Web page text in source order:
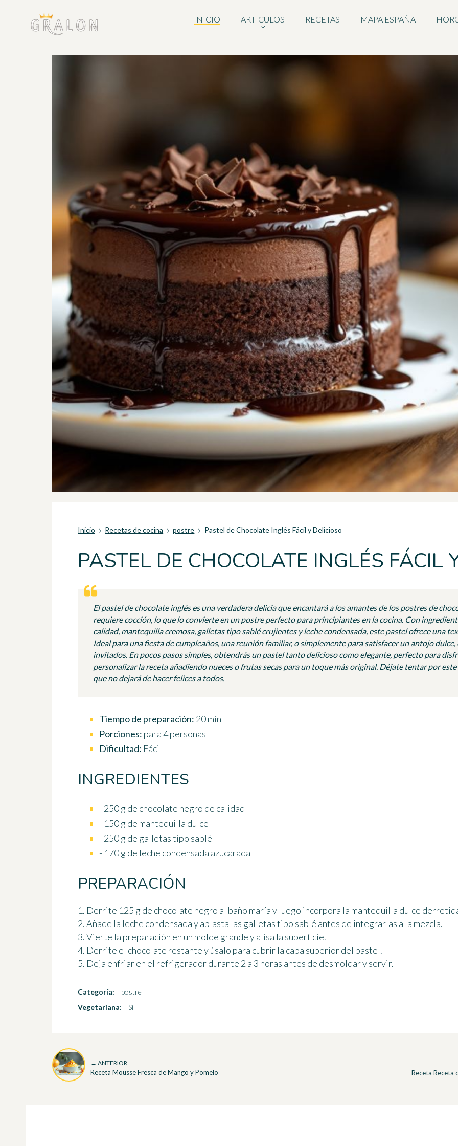
INICIO ARTICULOS RECETAS MAPA ESPAÑA
Inicio Recetas de cocina postre Pastel de Chocolate Inglés Fácil y Delicioso
PASTEL DE CHOCOLATE INGLÉS FÁCIL
El pastel de chocolate inglés es una verdadera delicia que encantará a los amantes de los postres de
requiere cocción, lo que lo convierte en un postre perfecto para principiantes en la cocina. Con
calidad, mantequilla cremosa, galletas tipo sablé crujientes y leche condensada, este pastel ofrece una
Ideal para una fiesta de cumpleaños, una reunión familiar, o simplemente para satisfacer un antojo
invitados. En pocos pasos simples, obtendrás un pastel tanto delicioso como elegante, perfecto para
personalizar la receta añadiendo nueces o frutas secas para un toque más original. Déjate tentar por
que no dejará de hacer felices a todos.
Tiempo de preparación: 20 min
Porciones: para 4 personas
Dificultad: Fácil
INGREDIENTES
- 250 g de chocolate negro de calidad
- 150 g de mantequilla dulce
- 250 g de galletas tipo sablé
- 170 g de leche condensada azucarada
PREPARACIÓN
1. Derrite 125 g de chocolate negro al baño maría y luego incorpora la mantequilla dulce
2. Añade la leche condensada y aplasta las galletas tipo sablé antes de integrarlas a la mezcla.
3. Vierte la preparación en un molde grande y alisa la superficie.
4. Derrite el chocolate restante y úsalo para cubrir la capa superior del pastel.
5. Deja enfriar en el refrigerador durante 2 a 3 horas antes de desmoldar y servir.
Categoría:
postre
Vegetariana:
Sí
← ANTERIOR
Receta Mousse Fresca de Mango y Pomelo Receta Receta